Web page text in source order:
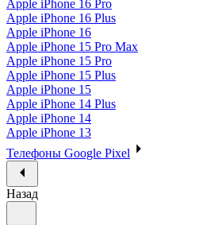
Apple iPhone 16 Pro
Apple iPhone 16 Plus
Apple iPhone 16
Apple iPhone 15 Pro Max
Apple iPhone 15 Pro
Apple iPhone 15 Plus
Apple iPhone 15
Apple iPhone 14 Plus
Apple iPhone 14
Apple iPhone 13
Телефоны Google Pixel
Назад